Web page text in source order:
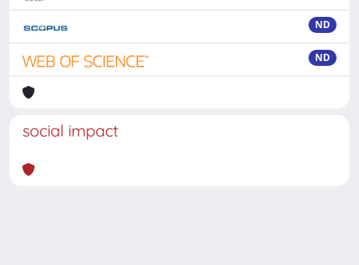
ND
ND
social impact